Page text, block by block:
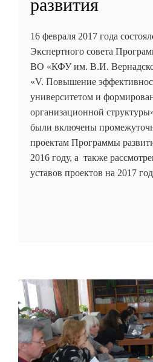
развития
16 февраля 2017 года
Экспертного совета
ВО «КФУ им. В.И.
«V. Повышение
университетом и
организационной
были включены
проектам Программы
2016 году, а также
уставов проектов на 2017